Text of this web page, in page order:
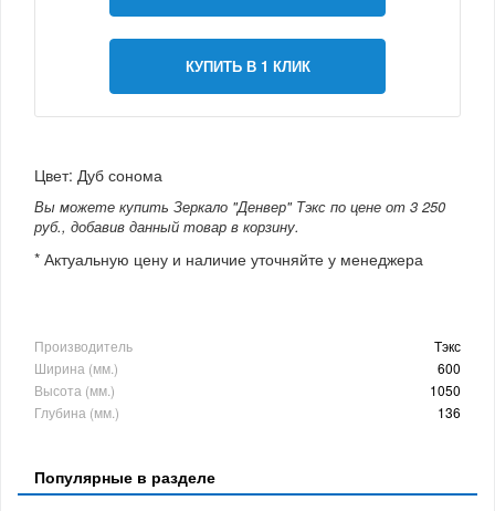
КУПИТЬ В 1 КЛИК
Цвет: Дуб сонома
Вы можете купить Зеркало "Денвер" Тэкс по цене от 3 250
руб., добавив данный товар в корзину.
* Актуальную цену и наличие уточняйте у менеджера
Производитель
Тэкс
Ширина (мм.)
600
Высота (мм.)
1050
Глубина (мм.)
136
Популярные в разделе